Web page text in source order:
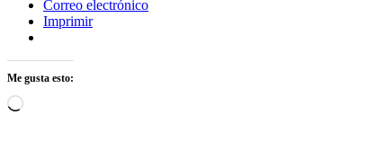
Correo electrónico
Imprimir
Me gusta esto:
Cargando...